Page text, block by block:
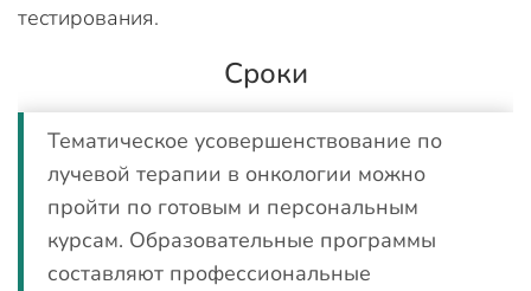
тестирования.
Сроки
Тематическое усовершенствование по
лучевой терапии в онкологии можно
пройти по готовым и персональным
курсам. Образовательные программы
составляют профессиональные